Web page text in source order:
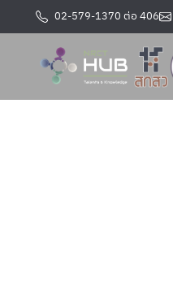
02-579-1370 ต่อ 406